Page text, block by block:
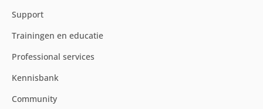
Support
Trainingen en educatie
Professional services
Kennisbank
Community